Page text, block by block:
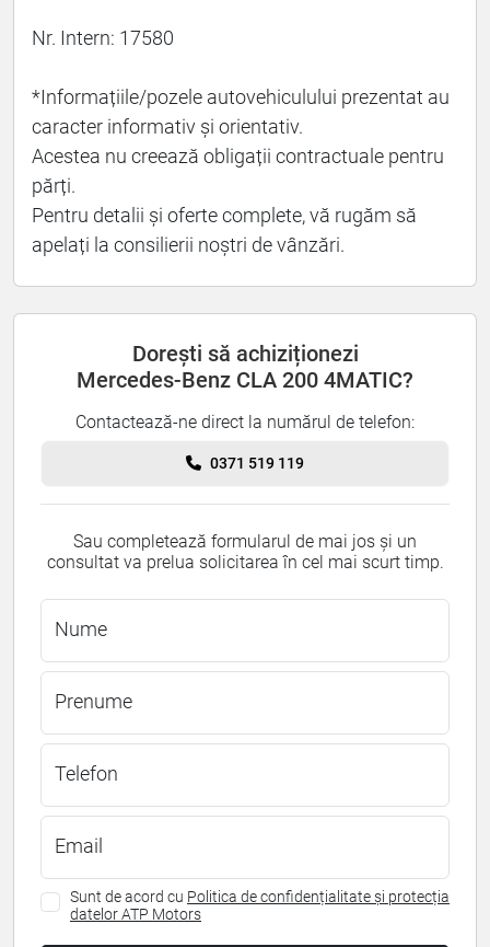
Nr. Intern: 17580
*Informațiile/pozele autovehiculului prezentat au
caracter informativ și orientativ.
Acestea nu creează obligații contractuale pentru
părți.
Pentru detalii și oferte complete, vă rugăm să
apelați la consilierii noștri de vânzări.
Dorești să achiziționezi
Mercedes-Benz CLA 200 4MATIC?
Contactează-ne direct la numărul de telefon:
0371 519 119
Sau completează formularul de mai jos și un
consultat va prelua solicitarea în cel mai scurt timp.
Nume
Prenume
Telefon
Email
Sunt de acord cu Politica de confidențialitate și protecția
datelor ATP Motors